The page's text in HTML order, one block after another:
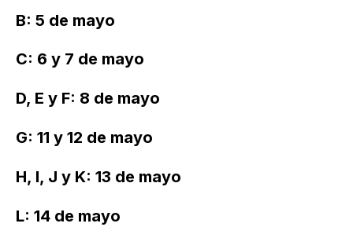
B: 5 de mayo
C: 6 y 7 de mayo
D, E y F: 8 de mayo
G: 11 y 12 de mayo
H, I, J y K: 13 de mayo
L: 14 de mayo